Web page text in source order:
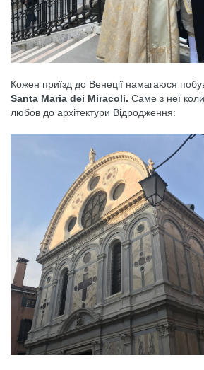
Кожен приїзд до Венеції намагаюся
Santa Maria dei Miracoli. Саме з неї
любов до архітектури Відродження: